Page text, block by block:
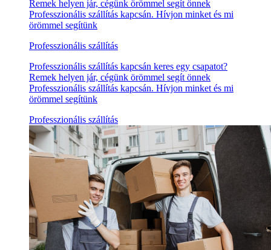
Remek helyen jár, cégünk örömmel segít önnek
Professzionális szállítás kapcsán. Hívjon minket és mi
örömmel segítünk
Professzionális szállítás
Professzionális szállítás kapcsán keres egy csapatot?
Remek helyen jár, cégünk örömmel segít önnek
Professzionális szállítás kapcsán. Hívjon minket és mi
örömmel segítünk
Professzionális szállítás